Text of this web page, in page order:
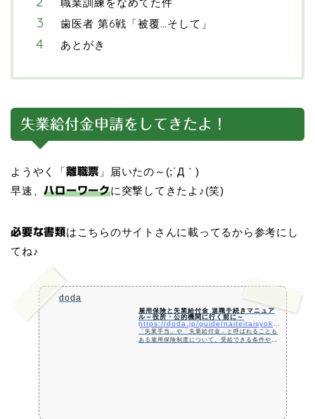
職業訓練をなめてた件
歯医者 第6戦「被覆…そして」
あとがき
失業給付金申請をしてきたよ！
ようやく「離職票 」届いたの～(;´Д｀)
早速、ハローワークに突撃してきたよ♪(笑)
必要な書類はこちらのサイトさんに載ってるから参考にし
てね♪
doda
雇用保険と失業給付金 退職手続きマニュア
ル～役所・公的機関に行く前に～
https://doda.jp/guide/naiteitaisyoku/koyouhoken/
「失業手当」や「失業給付金」と呼ばれることも
ある雇用保険制度について、受給できる条件や、